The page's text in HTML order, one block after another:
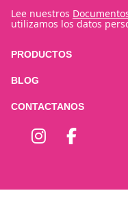
Lee nuestros
utilizamos los datos
PRODUCTOS
BLOG
CONTACTANOS